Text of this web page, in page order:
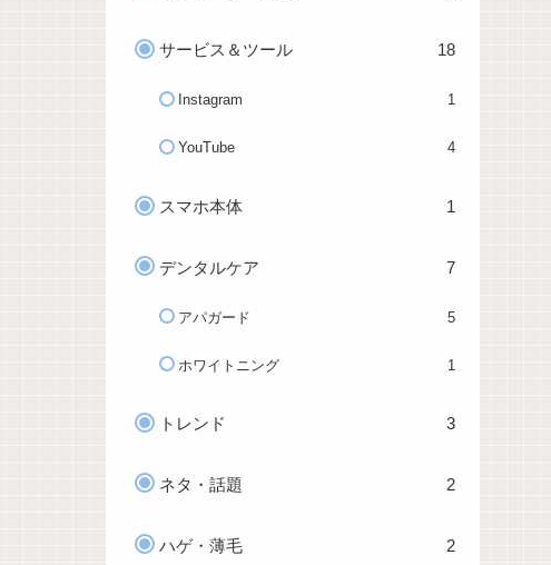
サービス＆ツール 18
Instagram 1
YouTube 4
スマホ本体 1
デンタルケア 7
アパガード 5
ホワイトニング 1
トレンド 3
ネタ・話題 2
ハゲ・薄毛 2